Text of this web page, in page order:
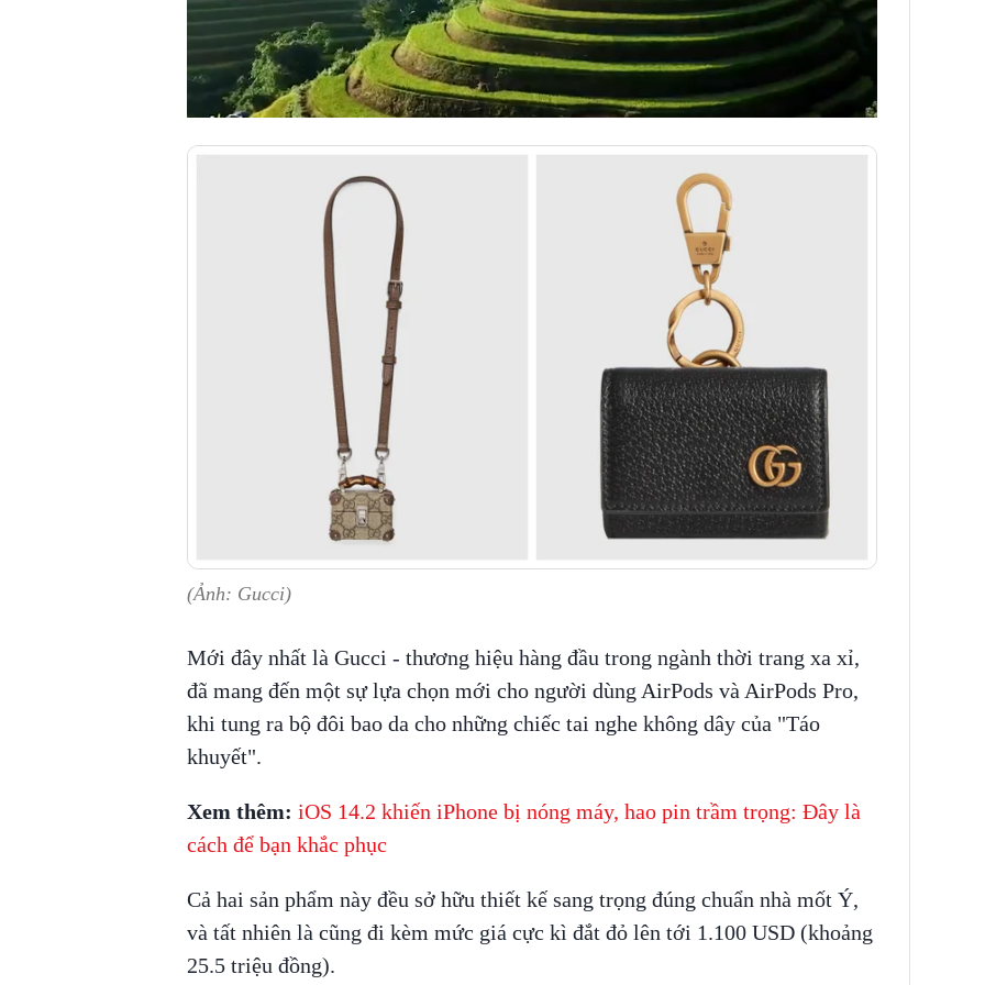
(Ảnh: Gucci)
Mới đây nhất là Gucci - thương hiệu hàng đầu trong ngành thời trang xa xỉ,
đã mang đến một sự lựa chọn mới cho người dùng AirPods và AirPods Pro,
khi tung ra bộ đôi bao da cho những chiếc tai nghe không dây của "Táo
khuyết".
Xem thêm: iOS 14.2 khiến iPhone bị nóng máy, hao pin trầm trọng: Đây là
cách để bạn khắc phục
Cả hai sản phẩm này đều sở hữu thiết kế sang trọng đúng chuẩn nhà mốt Ý,
và tất nhiên là cũng đi kèm mức giá cực kì đắt đỏ lên tới 1.100 USD (khoảng
25.5 triệu đồng).